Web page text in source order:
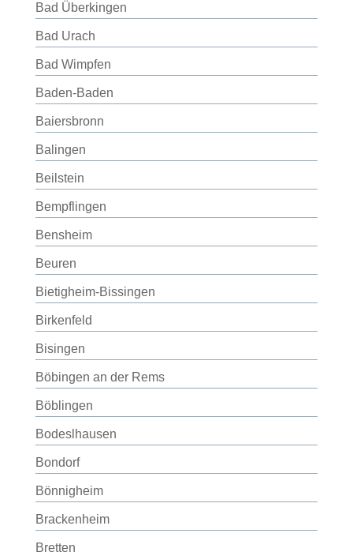
Bad Überkingen
Bad Urach
Bad Wimpfen
Baden-Baden
Baiersbronn
Balingen
Beilstein
Bempflingen
Bensheim
Beuren
Bietigheim-Bissingen
Birkenfeld
Bisingen
Böbingen an der Rems
Böblingen
Bodeslhausen
Bondorf
Bönnigheim
Brackenheim
Bretten